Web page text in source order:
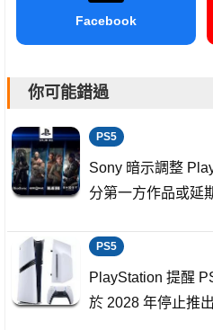
Facebook
你可能錯過
PS5
Sony 暗示調整
分第一方作品或延
PS5
PlayStation 提醒
於 2028 年停止推出